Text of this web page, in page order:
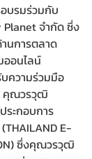
บรมร่วมกับ
จำกัด ซึ่ง
นการตลาด
ออนไลน์
ความร่วมมือ
คุณวรวุฒิ
ระกอบการ
E-
ซึ่งคุณวรวุฒิ